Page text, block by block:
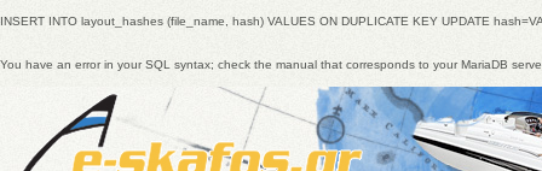
INSERT INTO layout_hashes (file_name, hash) VALUES ON DUPLICATE KEY UPDATE
You have an error in your SQL syntax; check the manual that corresponds to your MariaDB